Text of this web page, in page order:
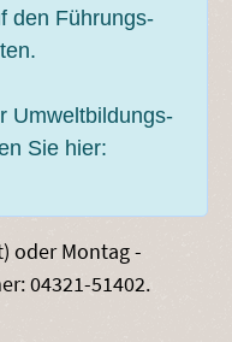
den Führungs-
Umweltbildungs-
Sie hier:
oder Montag -
04321-51402.